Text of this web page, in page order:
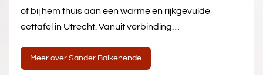
of bij hem thuis aan een warme en rijkgevulde
eettafel in Utrecht. Vanuit verbinding…
Meer over Sander Balkenende